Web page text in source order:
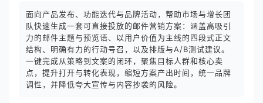
面向产品发布、功能迭代与品牌活动，帮助市场与增长团
队快速生成一套可直接投放的邮件营销方案：涵盖高吸引
力的邮件主题与预览语、以用户价值为主线的四段式正文
结构、明确有力的行动号召，以及排版与A/B测试建议。
一键完成从策略到文案的闭环，聚焦目标人群和核心卖
点，提升打开与转化表现，缩短方案产出时间，统一品牌
调性，并降低夸大宣传与内容抄袭的风险。